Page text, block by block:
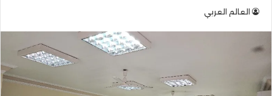
العالم العربي